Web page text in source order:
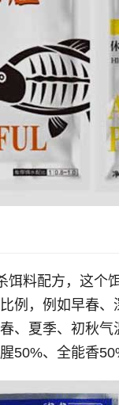
料配方，这个
例，例如早春
、夏季、初秋
50%、全能香